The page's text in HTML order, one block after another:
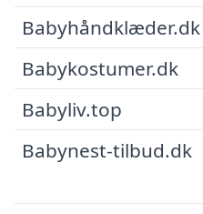
Babyhåndklæder.dk
Babykostumer.dk
Babyliv.top
Babynest-tilbud.dk